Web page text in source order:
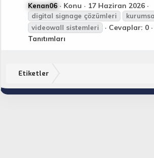
Kenan06
Konu 17 Haziran 2026
digital signage çözümleri
videowall sistemleri Cevaplar: 0
Tanıtımları
Etiketler